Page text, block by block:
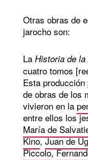
Otras obras de
jarocho son:
La Historia de
cuatro tomos
Esta
de obras de los
vivieron en la
entre ellos los
María de
Kino,Juan de
Piccolo,